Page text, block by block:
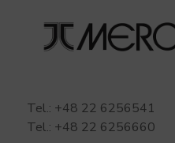
Tel.: +48 22 6256541
Tel.: +48 22 6256660